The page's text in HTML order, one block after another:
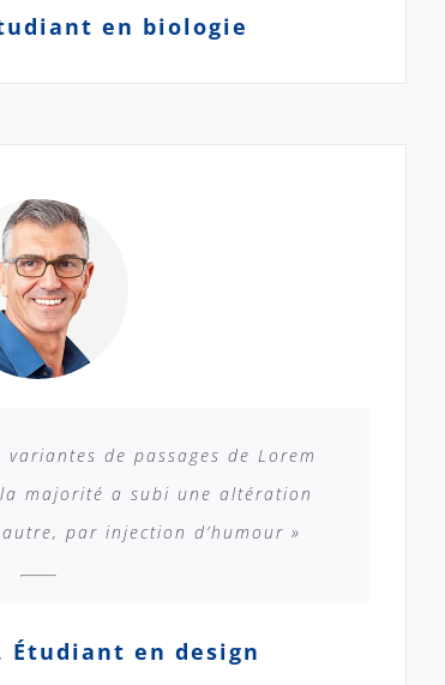
en biologie
de passages de Lorem
majorité a subi une altération
par injection d’humour »
, Étudiant en design